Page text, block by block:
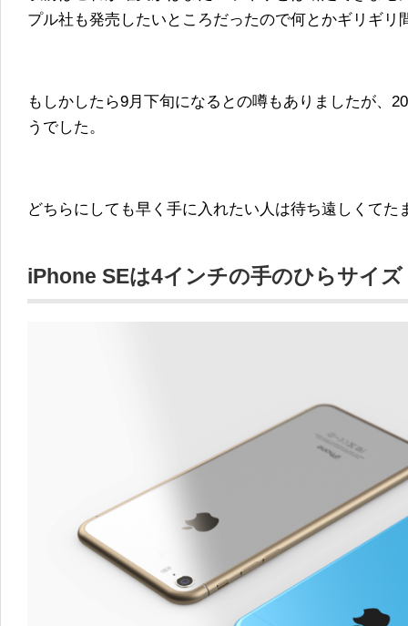
プル社も発売したいところだったので何とかギリギリ
もしかしたら9月下旬になるとの噂もありましたが、
うでした。
どちらにしても早く手に入れたい人は待ち遠しくてた
iPhone SEは4インチの手のひらサイズ